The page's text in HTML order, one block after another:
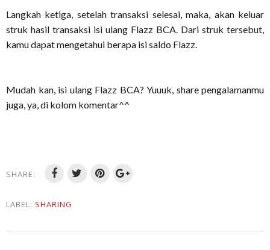
Langkah ketiga, setelah transaksi selesai, maka, akan keluar
struk hasil transaksi isi ulang Flazz BCA. Dari struk tersebut,
kamu dapat mengetahui berapa isi saldo Flazz.
Mudah kan, isi ulang Flazz BCA? Yuuuk, share pengalamanmu
juga, ya, di kolom komentar^^
SHARE:
LABEL: SHARING